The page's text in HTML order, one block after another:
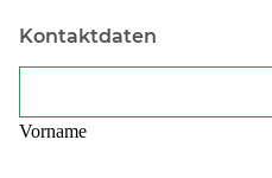
Kontaktdaten
Vorname